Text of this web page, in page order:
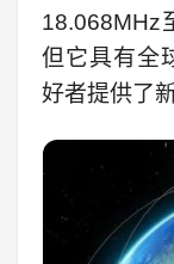
18.068MHz
但它具有全
好者提供了